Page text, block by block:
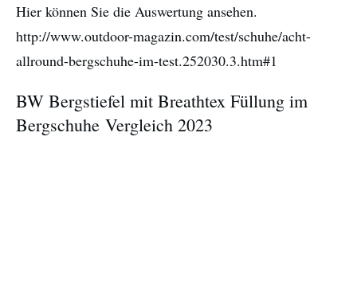
Hier können Sie die Auswertung ansehen.
http://www.outdoor-magazin.com/test/schuhe/acht-
allround-bergschuhe-im-test.252030.3.htm#1
BW Bergstiefel mit Breathtex Füllung im
Bergschuhe Vergleich 2023